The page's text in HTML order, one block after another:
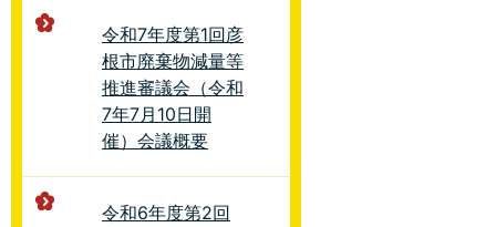
令和7年度第1回彦
根市廃棄物減量等
推進審議会（令和
7年7月10日開
催）会議概要
令和6年度第2回